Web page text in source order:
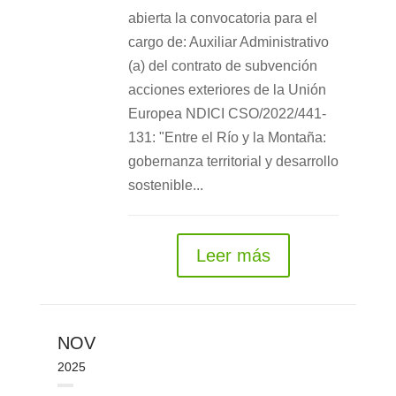
abierta la convocatoria para el
cargo de: Auxiliar Administrativo
(a) del contrato de subvención
acciones exteriores de la Unión
Europea NDICI CSO/2022/441-
131: "Entre el Río y la Montaña:
gobernanza territorial y desarrollo
sostenible...
Leer más
NOV
2025